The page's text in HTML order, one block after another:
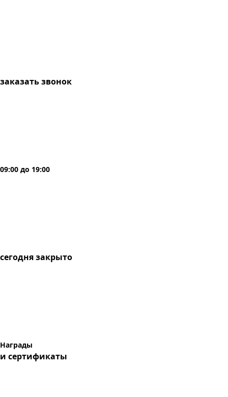
заказать звонок
09:00 до 19:00
сегоднязакрыто
Награды
и сертификаты